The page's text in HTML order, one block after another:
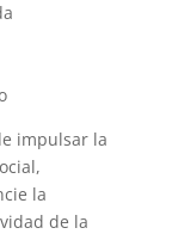
impulsar la
la
de la